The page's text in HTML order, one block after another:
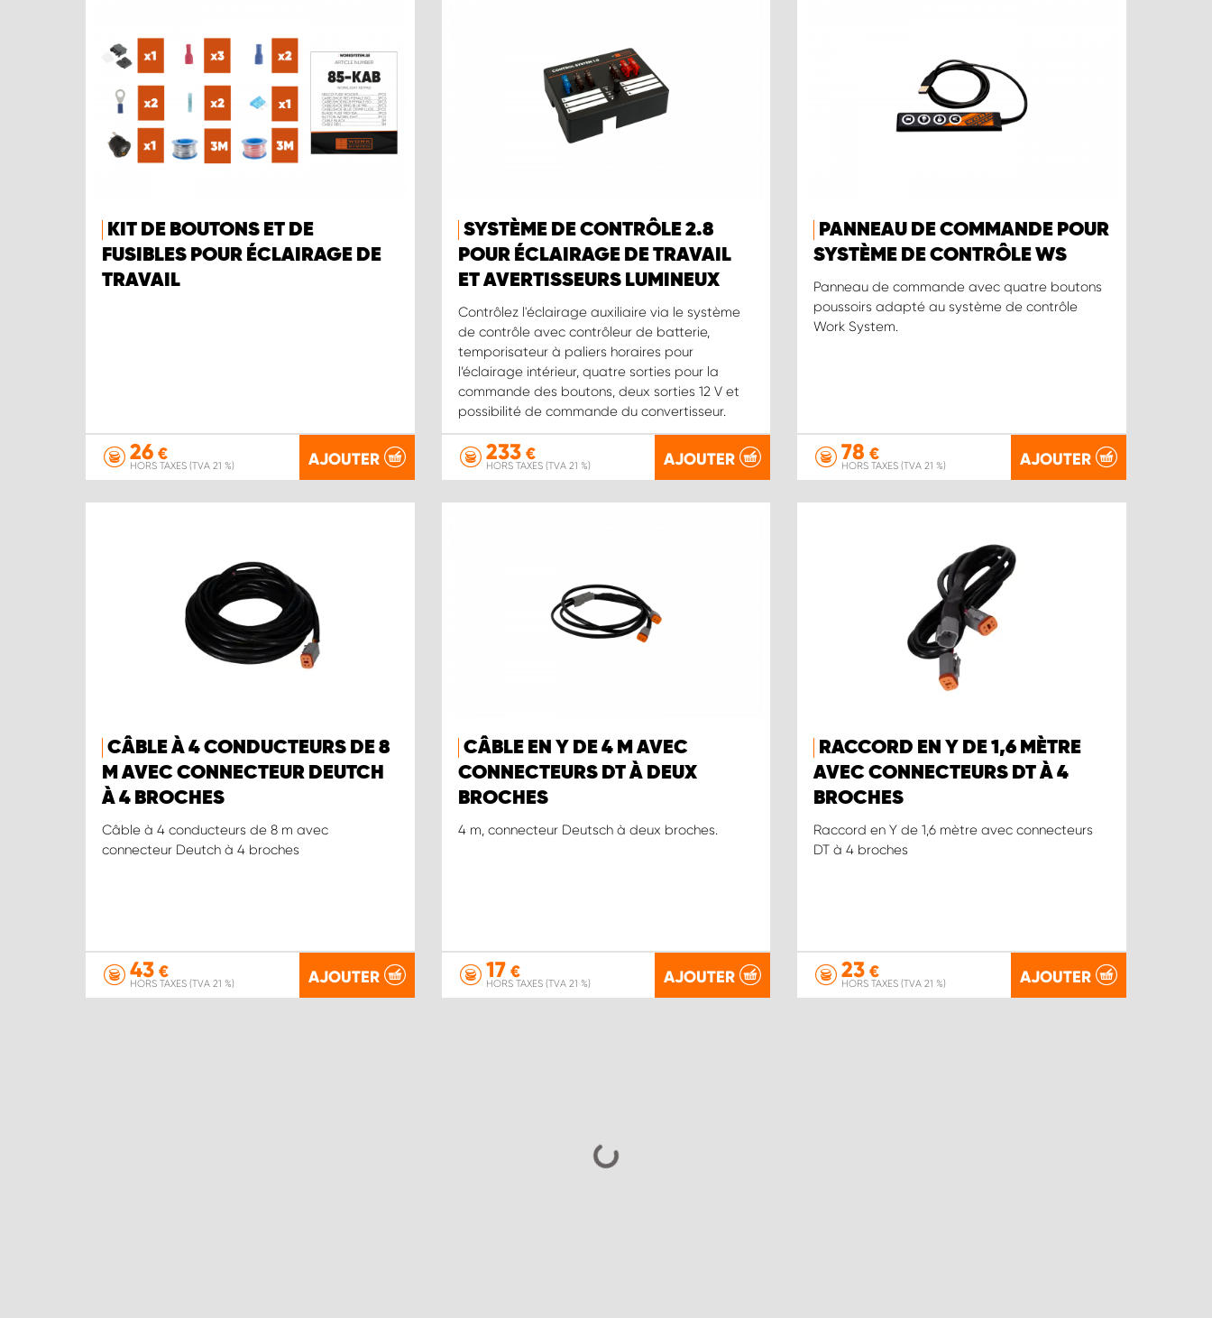
KIT DE BOUTONS ET DE
FUSIBLES POUR ÉCLAIRAGE DE
TRAVAIL
26 €
HORS TAXES (TVA 21 %) AJOUTER
SYSTÈME DE CONTRÔLE 2.8
POUR ÉCLAIRAGE DE TRAVAIL
ET AVERTISSEURS LUMINEUX
Contrôlez l'éclairage auxiliaire via le système
de contrôle avec contrôleur de batterie,
temporisateur à paliers horaires pour
l’éclairage intérieur, quatre sorties pour la
commande des boutons, deux sorties 12 V et
possibilité de commande du convertisseur.
233€
HORS TAXES (TVA 21 %) AJOUTER
PANNEAU DE COMMANDE POUR
SYSTÈME DE CONTRÔLE WS
Panneau de commande avec quatre boutons
poussoirs adapté au système de contrôle
Work System.
78 €
HORS TAXES (TVA 21 %) AJOUTER
CÂBLE À 4 CONDUCTEURS DE 8
M AVEC CONNECTEUR DEUTCH
À 4 BROCHES
Câble à 4 conducteurs de 8 m avec
connecteur Deutch à 4 broches
43 €
HORS TAXES (TVA 21 %) AJOUTER
CÂBLE EN Y DE 4 M AVEC
CONNECTEURS DT À DEUX
BROCHES
4 m, connecteur Deutsch à deux broches.
17€
HORS TAXES (TVA 21 %) AJOUTER
RACCORD EN Y DE 1,6 MÈTRE
AVEC CONNECTEURS DT À 4
BROCHES
Raccord en Y de 1,6 mètre avec connecteurs
DT à 4 broches
23 €
HORS TAXES (TVA 21 %) AJOUTER